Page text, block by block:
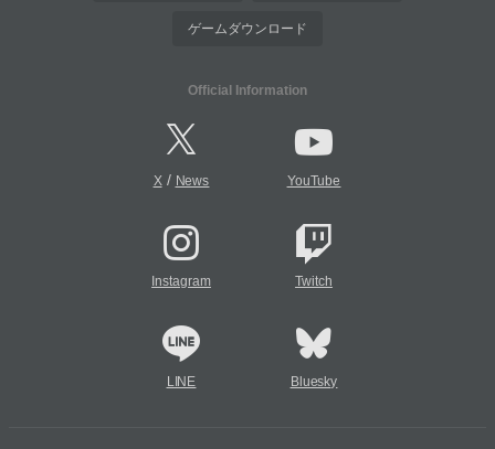
ゲームダウンロード
Official Information
X/ News YouTube
Instagram Twitch
LINE Bluesky